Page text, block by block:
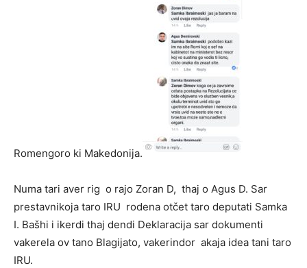
Romengoro ki Makedonija.
Numa tari aver rig o rajo Zoran D, thaj o Agus D. Sar
prestavnikoja taro IRU rodena otčet taro deputati Samka
I. Bašhi i ikerdi thaj dendi Deklaracija sar dokumenti
vakerela ov tano Blagijato, vakerindor akaja idea tani taro
IRU.